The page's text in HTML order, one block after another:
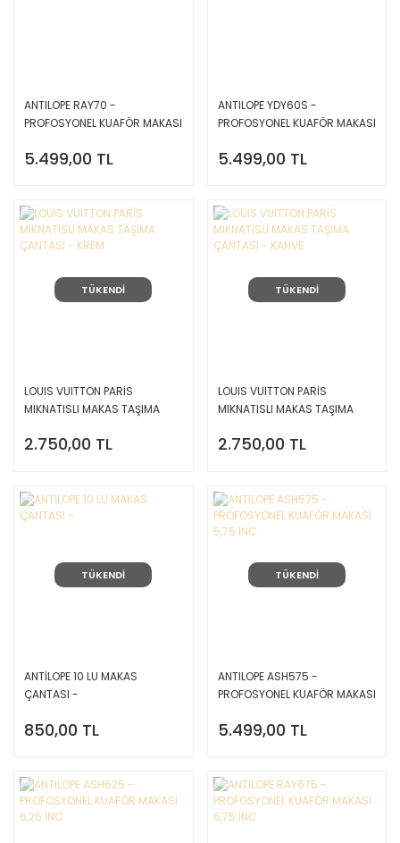
ANTILOPE RAY70 -
PROFOSYONEL KUAFÖR MAKASI
5.499,00 TL
ANTILOPE YDY60S -
PROFOSYONEL KUAFÖR MAKASI
5.499,00 TL
TÜKENDİ
LOUIS VUITTON PARİS
MIKNATISLI MAKAS TAŞIMA
2.750,00 TL
TÜKENDİ
LOUIS VUITTON PARİS
MIKNATISLI MAKAS TAŞIMA
2.750,00 TL
TÜKENDİ
ANTİLOPE 10 LU MAKAS
ÇANTASI -
850,00 TL
TÜKENDİ
ANTILOPE ASH575 -
PROFOSYONEL KUAFÖR MAKASI
5.499,00 TL